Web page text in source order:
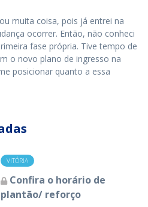
muita coisa, pois já entrei na
ocorrer. Então, não conheci
fase própria. Tive tempo de
o novo plano de ingresso na
posicionar quanto a essa
VITÓRIA
Confira o horário de
plantão/ reforço